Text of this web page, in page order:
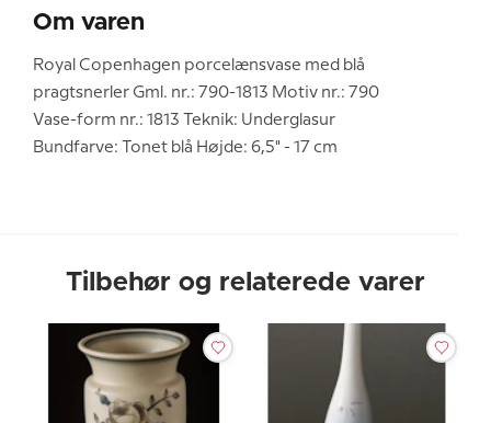
Om varen
Royal Copenhagen porcelænsvase med blå
pragtsnerler Gml. nr.: 790-1813 Motiv nr.: 790
Vase-form nr.: 1813 Teknik: Underglasur
Bundfarve: Tonet blå Højde: 6,5" - 17 cm
Tilbehør og relaterede varer